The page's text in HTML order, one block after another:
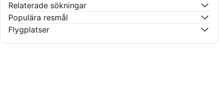
Relaterade sökningar
Populära resmål
Flygplatser